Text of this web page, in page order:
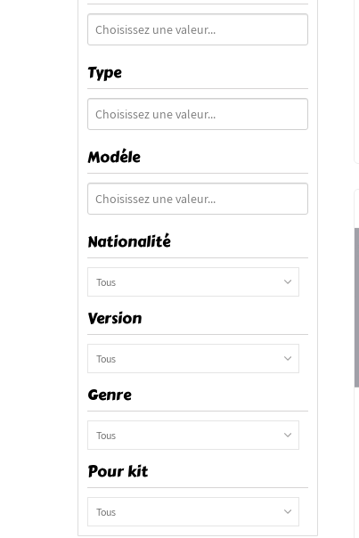
Type
Modéle
Nationalité
Tous
Version
Tous
Genre
Tous
Pour kit
Tous